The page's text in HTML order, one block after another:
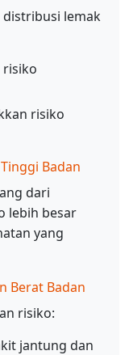
lemak
risiko
risiko
Badan
dari
lebih besar
yang
Berat Badan
risiko:
jantung dan